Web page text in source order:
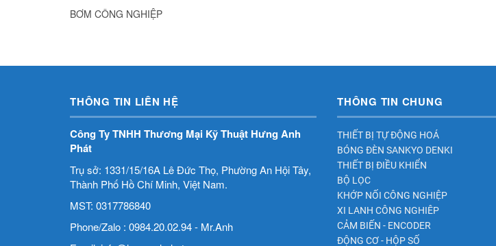
BƠM CÔNG NGHIỆP
THÔNG TIN LIÊN HỆ
Công Ty TNHH Thương Mại Kỹ Thuật Hưng Anh
Phát
Trụ sở: 1331/15/16A Lê Đức Thọ, Phường An Hội Tây,
Thành Phố Hồ Chí Minh, Việt Nam.
MST: 0317786840
Phone/Zalo : 0984.20.02.94 - Mr.Anh
THÔNG TIN CHUNG
THIẾT BỊ TỰ ĐỘNG HOÁ
BÓNG ĐÈN SANKYO DENKI
THIẾT BỊ ĐIỀU KHIỂN
BỘ LỌC
KHỚP NỐI CÔNG NGHIỆP
XI LANH CÔNG NGHIÊP
CẢM BIẾN - ENCODER
ĐỘNG CƠ - HỘP SỐ